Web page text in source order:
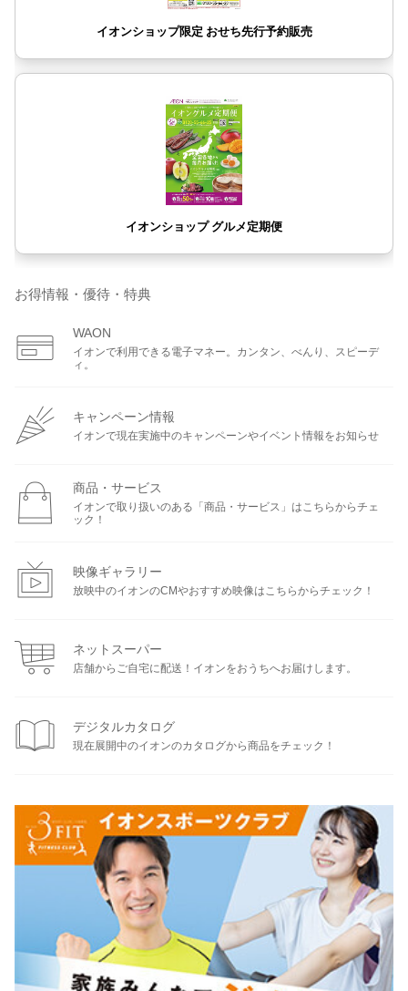
お得情報・優待・特典
WAON
イオンで利用できる電子マネー。カンタン、べんり、スピーデ
ィ。
キャンペーン情報
イオンで現在実施中のキャンペーンやイベント情報をお知らせ
商品・サービス
イオンで取り扱いのある「商品・サービス」はこちらからチェ
ック！
映像ギャラリー
放映中のイオンのCMやおすすめ映像はこちらからチェック！
ネットスーパー
店舗からご自宅に配送！イオンをおうちへお届けします。
デジタルカタログ
現在展開中のイオンのカタログから商品をチェック！